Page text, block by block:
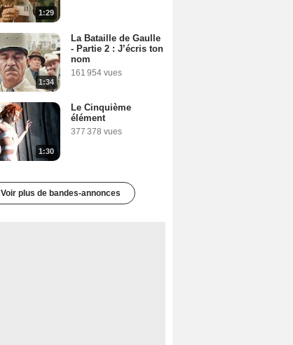
1:29
1:34
La Bataille de Gaulle
- Partie 2 : J’écris ton
nom
161 954 vues
1:30
Le Cinquième
élément
377 378 vues
Voir plus de bandes-annonces